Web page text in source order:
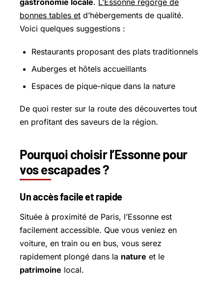
gastronomie locale. L’Essonne regorge de
bonnes tables et d’hébergements de qualité.
Voici quelques suggestions :
Restaurants proposant des plats traditionnels
Auberges et hôtels accueillants
Espaces de pique-nique dans la nature
De quoi rester sur la route des découvertes tout
en profitant des saveurs de la région.
Pourquoi choisir l’Essonne pour
vos escapades ?
Un accès facile et rapide
Située à proximité de Paris, l’Essonne est
facilement accessible. Que vous veniez en
voiture, en train ou en bus, vous serez
rapidement plongé dans la nature et le
patrimoine local.